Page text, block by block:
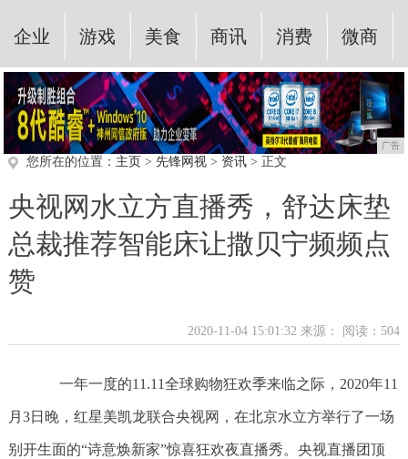
企业 游戏 美食 商讯 消费 微商
广告
您所在的位置： 主页 > 先锋网视> 资讯> 正文
央视网水立方直播秀，舒达床垫
总裁推荐智能床让撒贝宁频频点
赞
2020-11-04 15:01:32 来源： 阅读：504
一年一度的11.11全球购物狂欢季来临之际，2020年11
月3日晚，红星美凯龙联合央视网，在北京水立方举行了一场
别开生面的“诗意焕新家”惊喜狂欢夜直播秀。央视直播团顶